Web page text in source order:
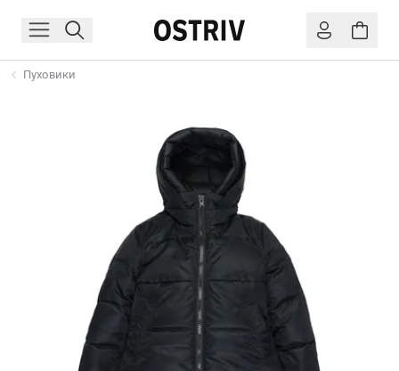
Пуховики